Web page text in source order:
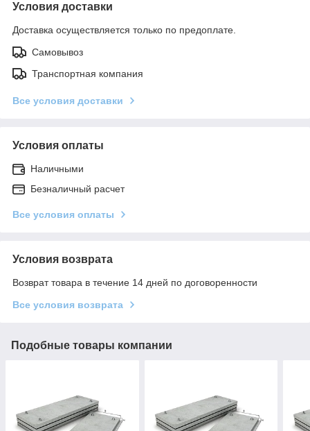
Условия доставки
Доставка осуществляется только по предоплате.
Самовывоз
Транспортная компания
Все условия доставки
Условия оплаты
Наличными
Безналичный расчет
Все условия оплаты
Условия возврата
Возврат товара в течение 14 дней по договоренности
Все условия возврата
Подобные товары компании